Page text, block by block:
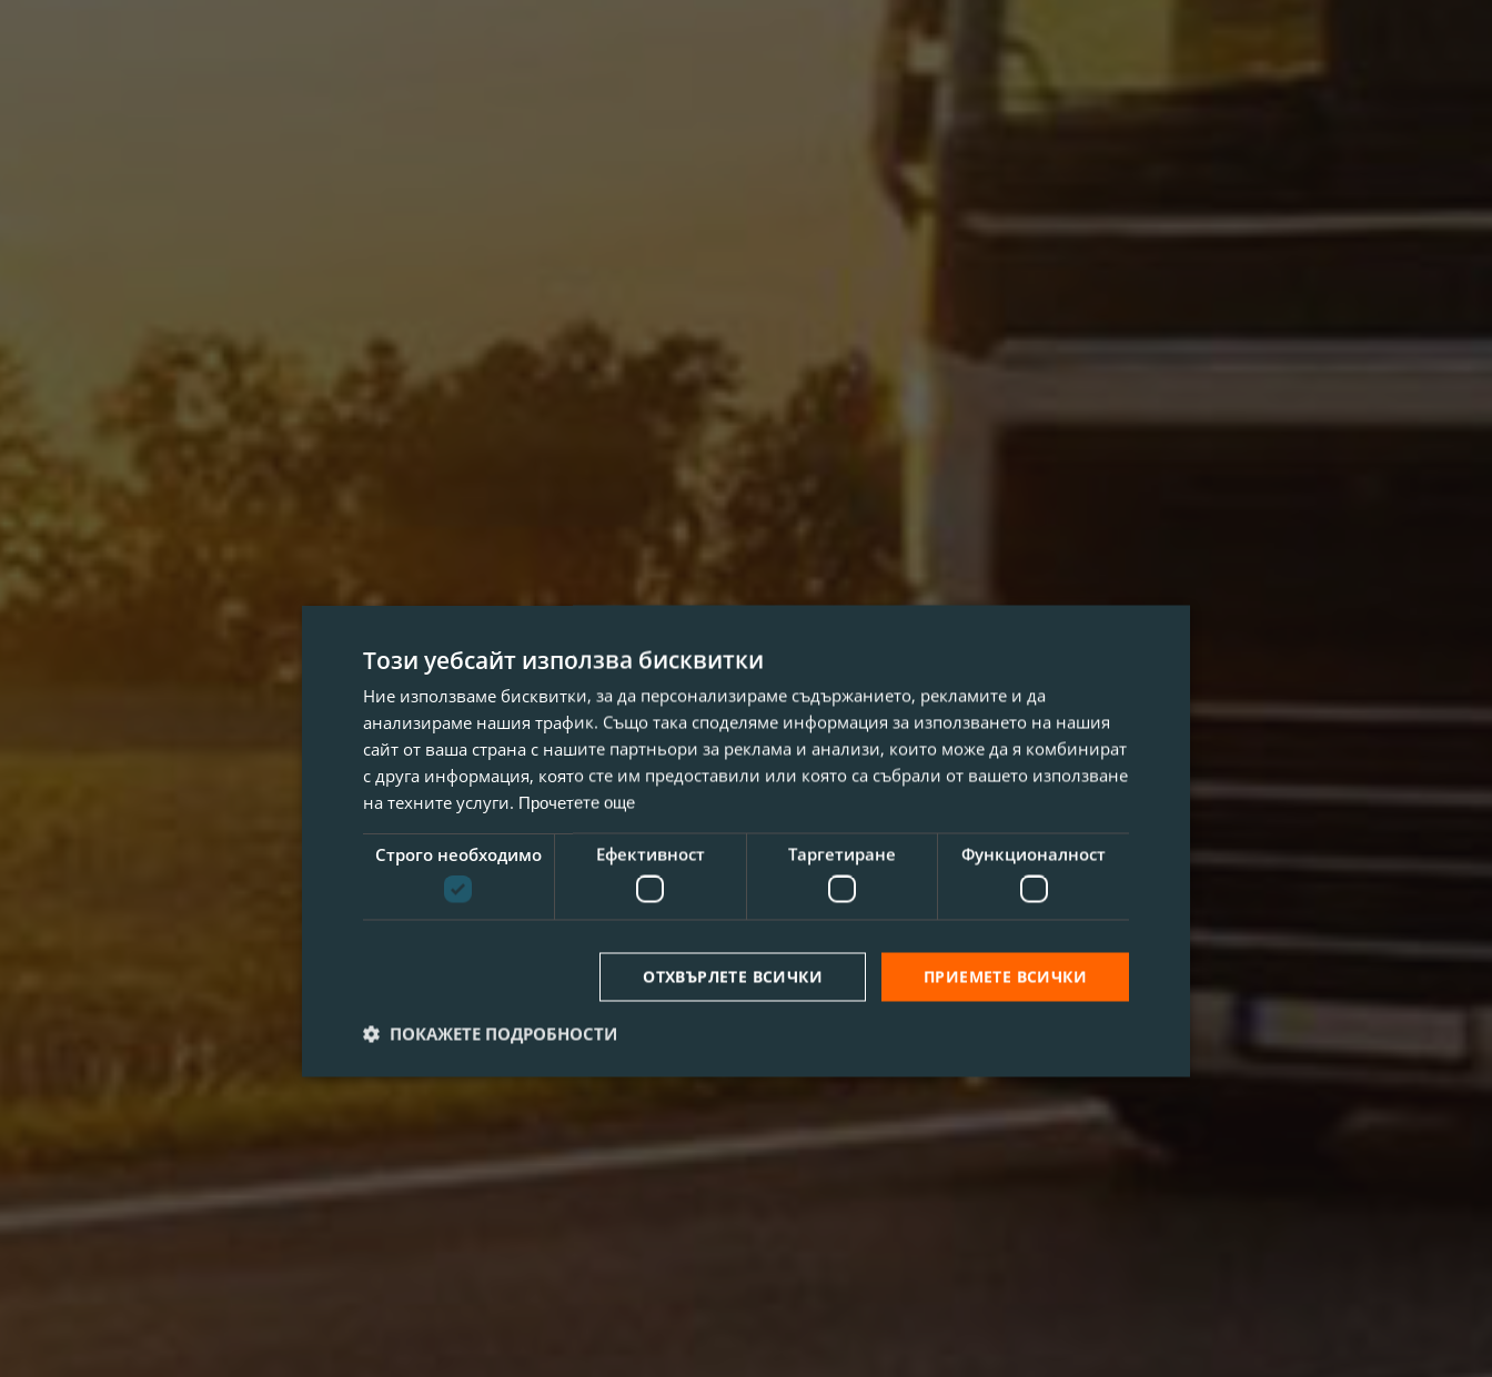
Този уебсайт използва бисквитки
Ние използваме бисквитки, за да персонализираме съдържанието, рекламите и да
анализираме нашия трафик. Също така споделяме информация за използването на нашия
сайт от ваша страна с нашите партньори за реклама и анализи, които може да я комбинират
с друга информация, която сте им предоставили или която са събрали от вашето използване
на техните услуги. Прочетете още
Строго необходимо Ефективност Таргетиране Функционалност
ПРИЕМЕТЕ ВСИЧКИ
ОТХВЪРЛЕТЕ ВСИЧКИ
ПОКАЖЕТЕ ПОДРОБНОСТИ